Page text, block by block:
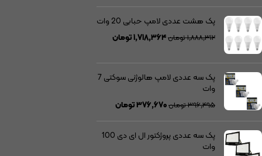
پک هشت عددی لامپ حبابی 20 وات
۱,۸۸۸,۳۱۲تومان۱,۷۱۸,۳۶۴تومان
پک سه عددی لامپ هالوژنی سوکتی 7
وات
۳۹۶,۴۹۵تومان۳۷۶,۶۷۰تومان
پک سه عددی پروژکتور ال ای دی 100
وات